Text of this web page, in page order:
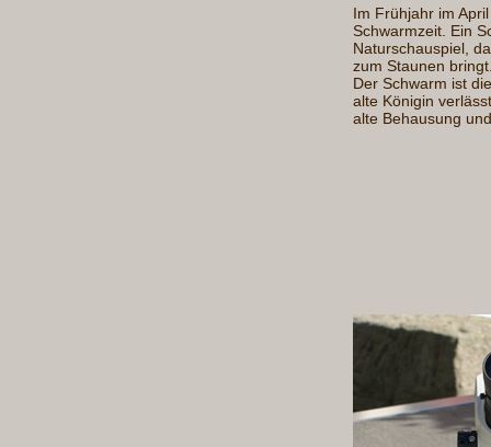
Im Frühjahr im
Schwarmzeit. Ein
Naturschauspiel,
zum Staunen
Der Schwarm ist
alte Königin
alte Behausung